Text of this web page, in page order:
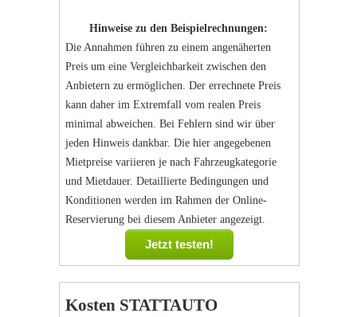
Hinweise zu den Beispielrechnungen:
Die Annahmen führen zu einem angenäherten
Preis um eine Vergleichbarkeit zwischen den
Anbietern zu ermöglichen. Der errechnete Preis
kann daher im Extremfall vom realen Preis
minimal abweichen. Bei Fehlern sind wir über
jeden Hinweis dankbar. Die hier angegebenen
Mietpreise variieren je nach Fahrzeugkategorie
und Mietdauer. Detaillierte Bedingungen und
Konditionen werden im Rahmen der Online-
Reservierung bei diesem Anbieter angezeigt.
Jetzt testen!
Kosten STATTAUTO